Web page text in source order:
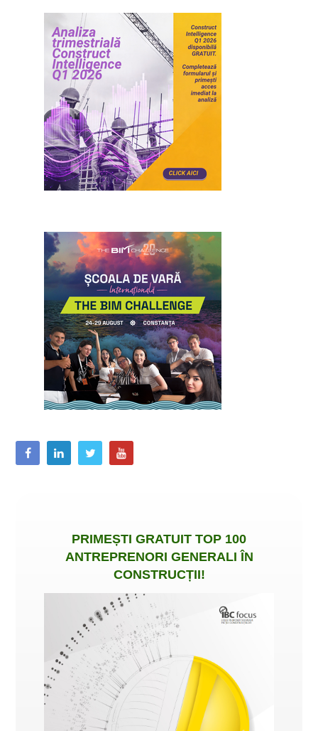
PRIMEȘTI GRATUIT TOP 100
ANTREPRENORI GENERALI ÎN
CONSTRUCȚII!